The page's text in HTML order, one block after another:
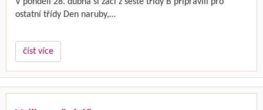
ostatní třídy Den naruby,…
číst více